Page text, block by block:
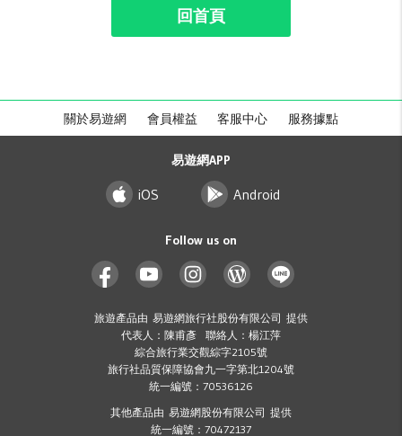
回首頁
關於易遊網 會員權益 客服中心 服務據點
易遊網APP
iOS Android
Follow us on
旅遊產品由 易遊網旅行社股份有限公司 提供
代表人：陳甫彥 聯絡人：楊江萍
綜合旅行業交觀綜字2105號
旅行社品質保障協會九一字第北1204號
統一編號：70536126
其他產品由 易遊網股份有限公司 提供
統一編號：70472137